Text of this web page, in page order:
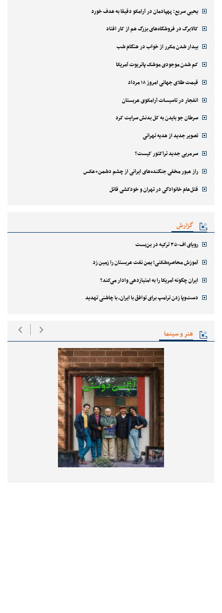
یحیی سریع: پهپادمان در آرامکو دقیقا به هدف خورد
کالابرگ در فروشگاه‌های بزرگ هم از کار افتاد
بیدار شدن مکرر از خواب در هنگام شب
کم شدن موجودی موشک پاتریوت آمریکا
قیمت طلای جهانی امروز ۱۸ مرداد
انفجار در تاسیسات آرامکوی عربستان
سرطان جو بایدن به کل بدنش سرایت کرد
تصویر جدید از هدیه تهرانی
سرمربی جدید تراکتور کیست؟
راز عبور مخفی جنگنده‌های ایرانی از چشم دشمن+عکس
قتل‌‌عام خانوادگی در تهران و خودکشی قاتل
گزارش
رویای اف-۳۵ ترکیه در بن‌بست
آموزش محاصره‌شکنی؛ یمن نفت عربستان را زمین زد
ایران چگونه آمریکا را به امتیازدهی وادار می‌کند؟
دست‌وپا زدن ترامپ برای توافق با ایران، با چاشنی تهدید
هنر و سینما